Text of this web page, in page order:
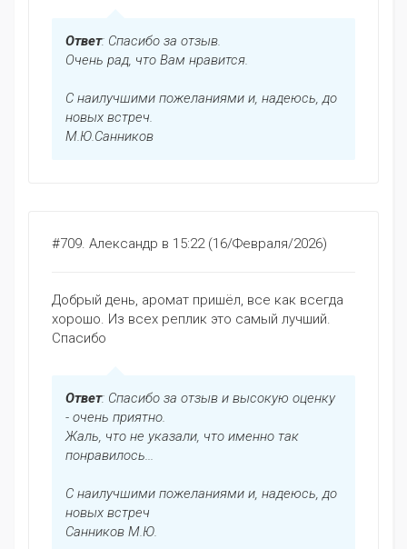
Ответ: Спасибо за отзыв.
Очень рад, что Вам нравится.
С наилучшими пожеланиями и, надеюсь, до
новых встреч.
М.Ю.Санников
#709. Александр в 15:22 (16/Февраля/2026)
Добрый день, аромат пришёл, все как всегда
хорошо. Из всех реплик это самый лучший.
Спасибо
Ответ: Спасибо за отзыв и высокую оценку
- очень приятно.
Жаль, что не указали, что именно так
понравилось...
С наилучшими пожеланиями и, надеюсь, до
новых встреч
Санников М.Ю.